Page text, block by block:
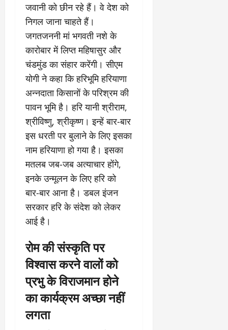
जवानी को छीन रहे हैं। वे देश को
निगल जाना चाहते हैं।
जगतजननी मां भगवती नशे के
कारोबार में लिप्त महिषासुर और
चंडमुंड का संहार करेंगी। सीएम
योगी ने कहा कि हरिभूमि हरियाणा
अन्नदाता किसानों के परिश्रम की
पावन भूमि है। हरि यानी श्रीराम,
श्रीविष्णु, श्रीकृष्ण। इन्हें बार-बार
इस धरती पर बुलाने के लिए इसका
नाम हरियाणा हो गया है। इसका
मतलब जब-जब अत्याचार होंगे,
इनके उन्मूलन के लिए हरि को
बार-बार आना है। डबल इंजन
सरकार हरि के संदेश को लेकर
आई है।
रोम की संस्कृति पर
विश्वास करने वालों को
प्रभु के विराजमान होने
का कार्यक्रम अच्छा नहीं
लगता